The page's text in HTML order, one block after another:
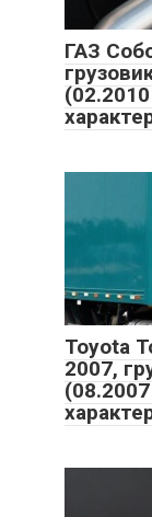
ГАЗ
Toyota
2007,